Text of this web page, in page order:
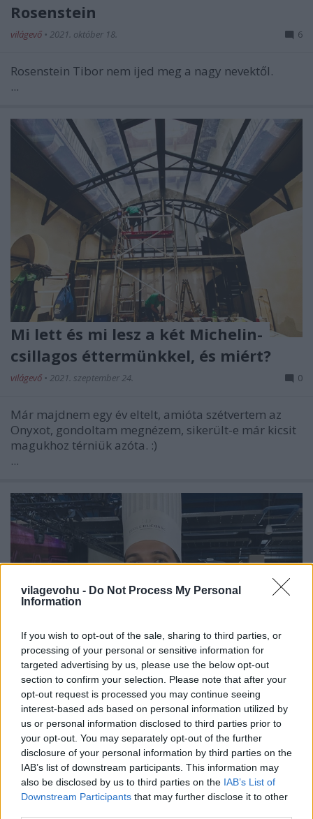
vilagevohu - Do Not Process My Personal
Information
If you wish to opt-out of the sale, sharing to third parties, or
processing of your personal or sensitive information for
targeted advertising by us, please use the below opt-out
section to confirm your selection. Please note that after your
opt-out request is processed you may continue seeing
interest-based ads based on personal information utilized by
us or personal information disclosed to third parties prior to
your opt-out. You may separately opt-out of the further
disclosure of your personal information by third parties on the
IAB’s list of downstream participants. This information may
also be disclosed by us to third parties on the IAB’s List of
Downstream Participants that may further disclose it to other
Rosenstein
világevő • 2021. október 18. 6
Rosenstein Tibor nem ijed meg a nagy nevektől.
...
Mi lett és mi lesz a két Michelin-
csillagos éttermünkkel, és miért?
világevő • 2021. szeptember 24. 0
Már majdnem egy év eltelt, amióta szétvertem az
Onyxot, gondoltam megnézem, sikerült-e már kicsit
magukhoz térniük azóta. :)
...
Gasztroemberek, akikről sokat
hallunk még 1. rész
világevő•2021. szeptember 12.
Egy mai véletlen találkozás.